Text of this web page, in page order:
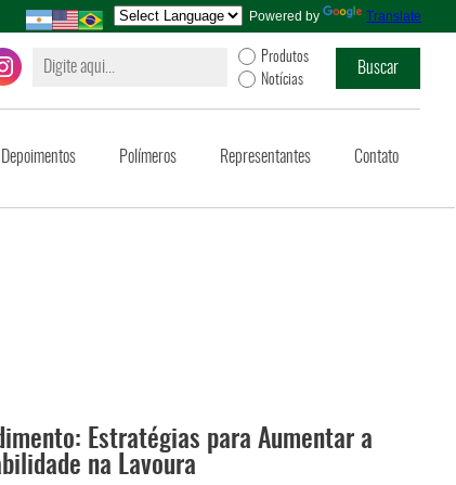
Powered by Translate
Produtos
Notícias
Depoimentos Polímeros Representantes Contato
Estratégias para Aumentar a
na Lavoura